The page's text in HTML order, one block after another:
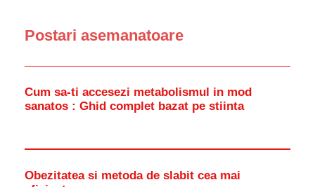
Postari asemanatoare
Cum sa-ti accesezi metabolismul in mod
sanatos : Ghid complet bazat pe stiinta
Obezitatea si metoda de slabit cea mai